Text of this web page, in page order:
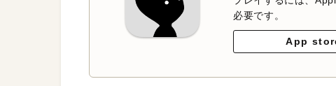
必要です。
App